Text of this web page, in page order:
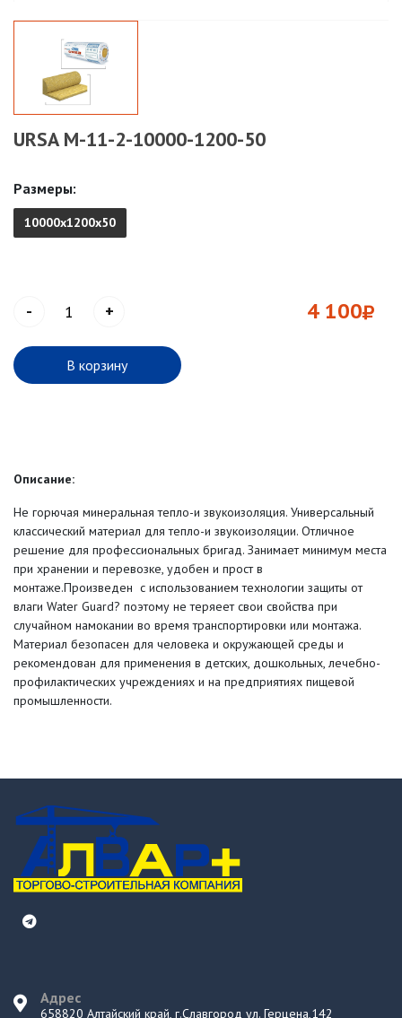
URSA M-11-2-10000-1200-50
Размеры:
10000х1200х50
- + 4 100
В корзину
Описание:
Не горючая минеральная тепло-и звукоизоляция. Универсальный
классический материал для тепло-и звукоизоляции. Отличное
решение для профессиональных бригад. Занимает минимум места
при хранении и перевозке, удобен и прост в
монтаже.Произведен с использованием технологии защиты от
влаги Water Guard? поэтому не теряеет свои свойства при
случайном намокании во время транспортировки или монтажа.
Материал безопасен для человека и окружающей среды и
рекомендован для применения в детских, дошкольных, лечебно-
профилактических учреждениях и на предприятиях пищевой
промышленности.
Адрес
658820 Алтайский край, г.Славгород ул. Герцена,142